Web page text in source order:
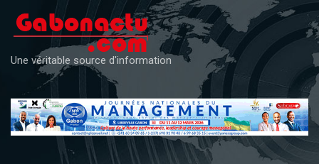
content
Une véritable source d'information